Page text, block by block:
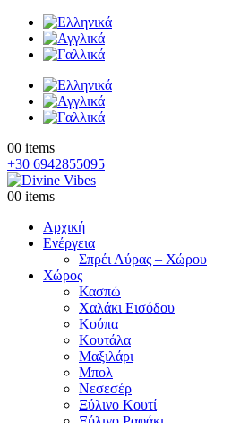
00 items
+30 6942855095
00 items
Αρχική
Ενέργεια
Σπρέι Αύρας – Χώρου
Χώρος
Κασπώ
Χαλάκι Εισόδου
Κούπα
Κουτάλα
Μαξιλάρι
Μπολ
Νεσεσέρ
Ξύλινο Κουτί